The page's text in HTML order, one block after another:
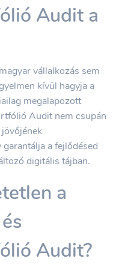
Audit a
vállalkozás sem
kívül hagyja a
megalapozott
Audit nem csupán
a fejlődésed
digitális tájban.
a
Audit?